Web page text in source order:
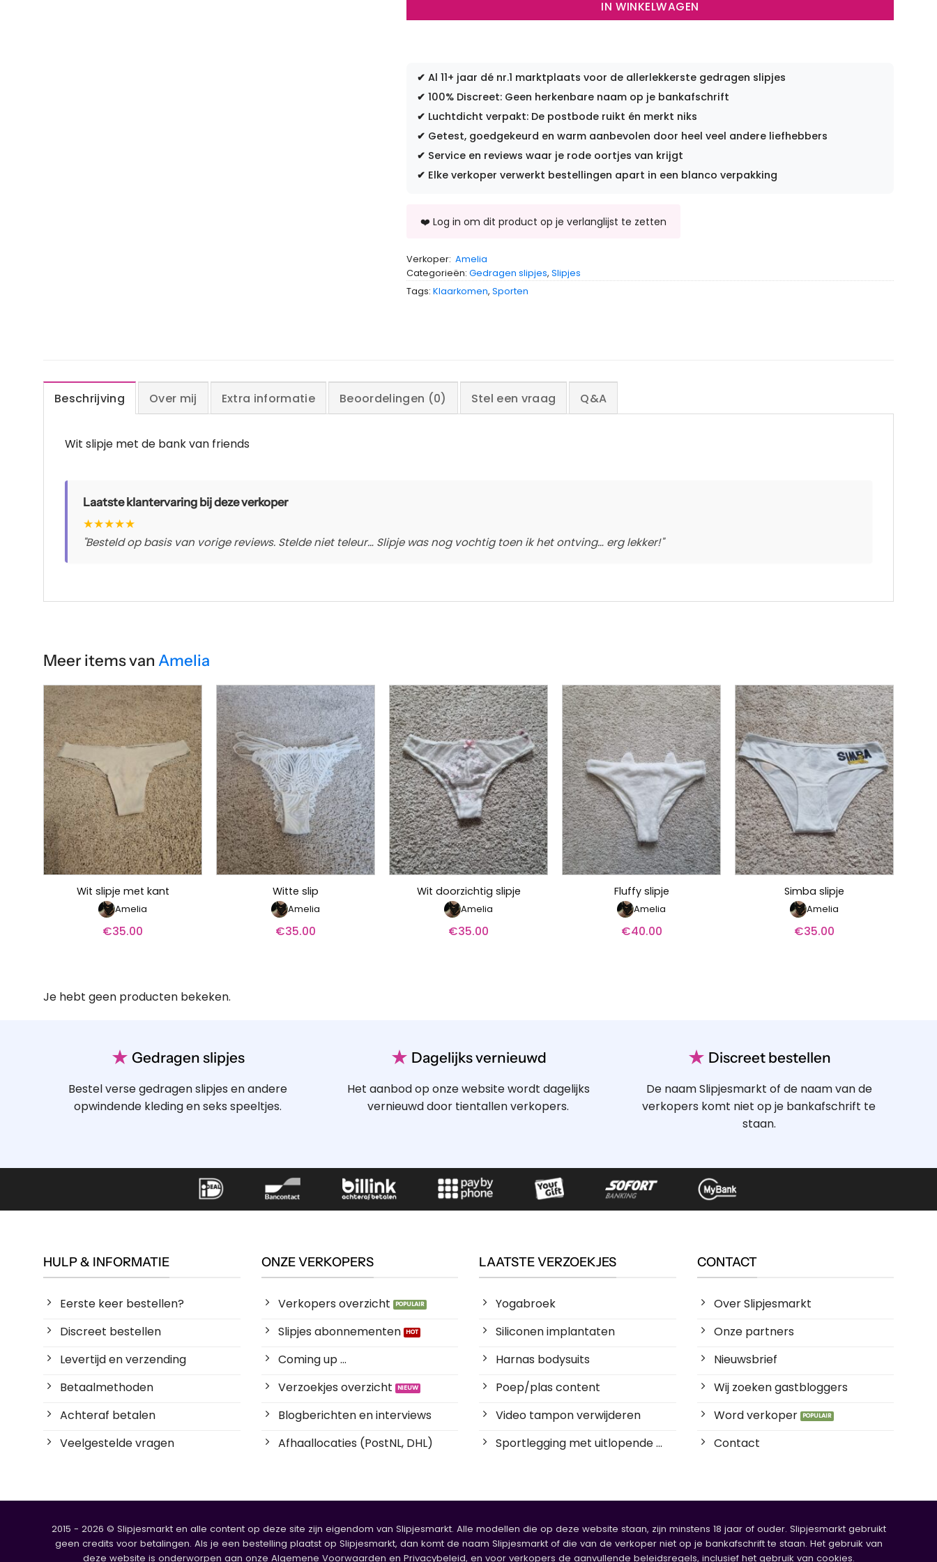
IN WINKELWAGEN
✔ Al 11+ jaar dé nr.1 marktplaats voor de allerlekkerste gedragen slipjes
✔ 100% Discreet: Geen herkenbare naam op je bankafschrift
✔ Luchtdicht verpakt: De postbode ruikt én merkt niks
✔ Getest, goedgekeurd en warm aanbevolen door heel veel andere liefhebbers
✔ Service en reviews waar je rode oortjes van krijgt
✔ Elke verkoper verwerkt bestellingen apart in een blanco verpakking
Verkoper: Amelia
Categorieën: Gedragen slipjes, Slipjes
Tags: Klaarkomen, Sporten
Beschrijving Over mij Extra informatie Beoordelingen (0) Stel een vraag Q&A
Wit slipje met de bank van friends
Laatste klantervaring bij deze verkoper
★★★★★
"Besteld op basis van vorige reviews. Stelde niet teleur… Slipje was nog vochtig toen ik het ontving… erg lekker!"
Meer items van Amelia
Wit slipje met kant
Amelia
€35.00
Witte slip
Amelia
€35.00
Wit doorzichtig slipje
Amelia
€35.00
Fluffy slipje
Amelia
€40.00
Simba slipje
Amelia
€35.00
Je hebt geen producten bekeken.
★ Gedragen slipjes
Bestel verse gedragen slipjes en andere
opwindende kleding en seks speeltjes.
★ Dagelijks vernieuwd
Het aanbod op onze website wordt dagelijks
vernieuwd door tientallen verkopers.
★ Discreet bestellen
De naam Slipjesmarkt of de naam van de
verkopers komt niet op je bankafschrift te
staan.
HULP & INFORMATIE
Eerste keer bestellen?
Discreet bestellen
Levertijd en verzending
Betaalmethoden
Achteraf betalen
Veelgestelde vragen
ONZE VERKOPERS
Verkopers overzicht
Slipjes abonnementen
Coming up ...
Verzoekjes overzicht
Blogberichten en interviews
Afhaallocaties (PostNL, DHL)
LAATSTE VERZOEKJES
Yogabroek
Siliconen implantaten
Harnas bodysuits
Poep/plas content
Video tampon verwijderen
Sportlegging met uitlopende ...
CONTACT
Over Slipjesmarkt
Onze partners
Nieuwsbrief
Wij zoeken gastbloggers
Word verkoper
Contact
2015 - 2026 © Slipjesmarkt en alle content op deze site zijn eigendom van Slipjesmarkt. Alle modellen die op deze website staan, zijn minstens 18 jaar of ouder. Slipjesmarkt gebruikt
geen credits voor betalingen. Als je een bestelling plaatst op Slipjesmarkt, dan komt de naam Slipjesmarkt of die van de verkoper niet op je bankafschrift te staan. Het gebruik van
deze website is onderworpen aan onze Algemene Voorwaarden en Privacybeleid, en voor verkopers de aanvullende beleidsregels, inclusief het gebruik van cookies.